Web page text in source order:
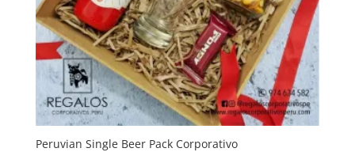
Peruvian Single Beer Pack Corporativo